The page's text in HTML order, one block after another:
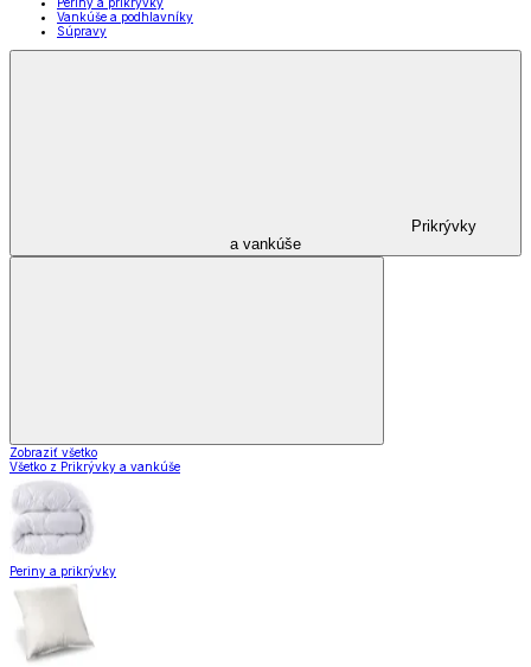
Vankúše a podhlavníky
Súpravy
Prikrývky
a vankúše
Zobraziť všetko
Všetko z Prikrývky a vankúše
Periny a prikrývky